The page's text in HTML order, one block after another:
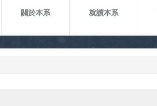
關於本系 就讀本系